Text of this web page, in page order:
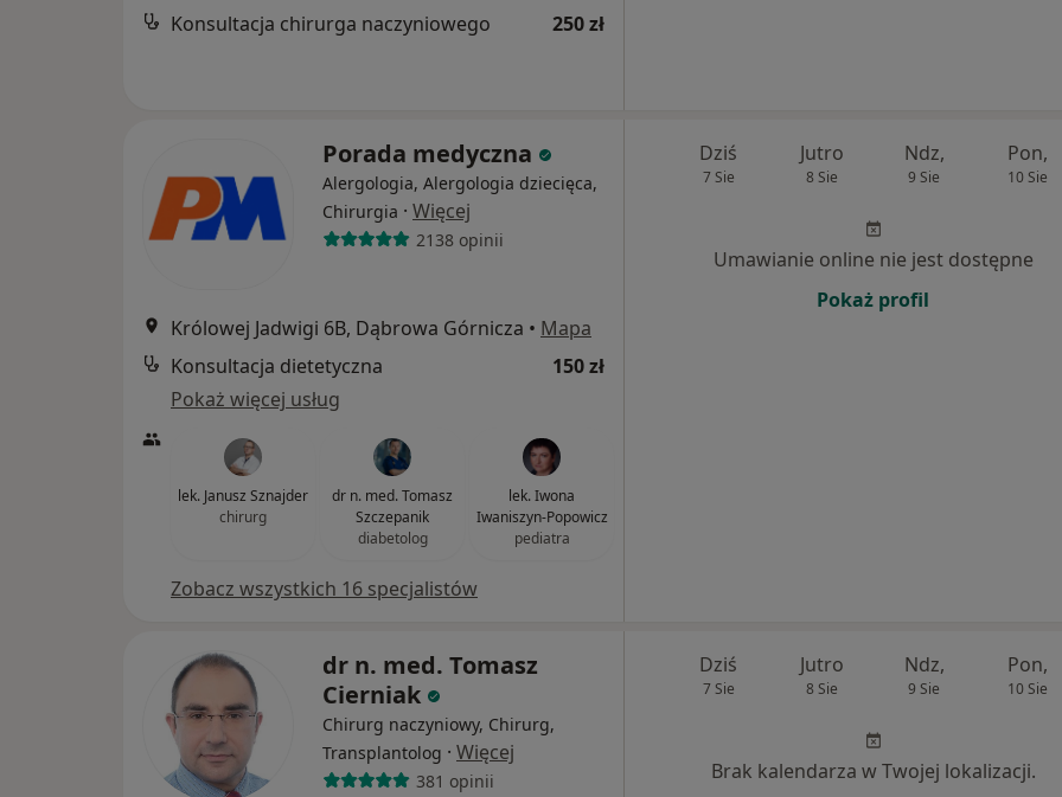
Konsultacja chirurga naczyniowego 250 zł
Porada medyczna
Alergologia, Alergologia dziecięca,
Chirurgia · Więcej
2138 opinii
Królowej Jadwigi 6B, Dąbrowa Górnicza • Mapa
Konsultacja dietetyczna
150 zł
Pokaż więcej usług
lek. Janusz Sznajder
chirurg
dr n. med. Tomasz
Szczepanik
diabetolog
lek. Iwona
Iwaniszyn-Popowicz
pediatra
Zobacz wszystkich 16 specjalistów
Dziś
7 Sie
Jutro
8 Sie
Ndz,
9 Sie
Pon,
10 Sie
Umawianie online nie jest dostępne
Pokaż profil
dr n. med. Tomasz
Cierniak
Chirurg naczyniowy, Chirurg,
Transplantolog · Więcej
381 opinii
Dziś
7 Sie
Jutro
8 Sie
Ndz,
9 Sie
Pon,
10 Sie
Brak kalendarza w Twojej lokalizacji.